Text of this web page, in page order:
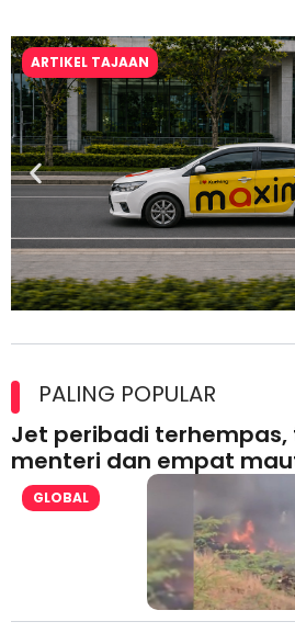
ARTIKEL TAJAAN
lesen separuh pertama 2026
PALING POPULAR
Jet peribadi
menteri dan empat
GLOBAL